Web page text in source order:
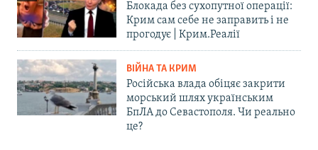
Блокада без сухопутної операції:
Крим сам себе не заправить і не
прогодує | Крим.Реалії
ВІЙНА ТА КРИМ
Російська влада обіцяє закрити
морський шлях українським
БпЛА до Севастополя. Чи реально
це?